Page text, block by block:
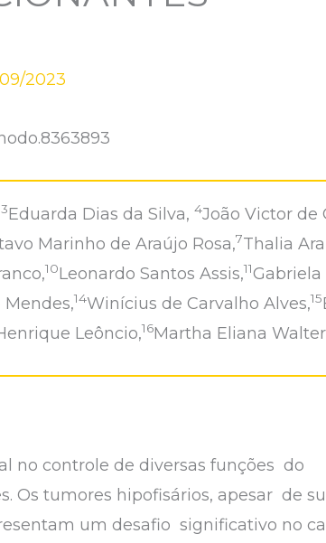
2023
3Eduarda Dias da Silva, 4João Victor de
Marinho de Araújo Rosa,7Thalia
10Leonardo Santos Assis,11Gabriela
14Winícius de Carvalho Alves,15
Leôncio,16Martha Eliana
no controle de diversas funções do
Os tumores hipofisários, apesar de
um desafio significativo no